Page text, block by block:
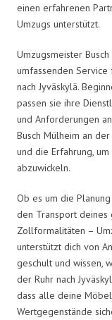
einen erfahrenen
Umzugs unterstützt.
Umzugsmeister
umfassenden
nach Jyväskylä.
passen sie ihre
und Anforderungen
Busch Mülheim an
und die Erfahrung,
abzuwickeln.
Ob es um die
den Transport
Zollformalitäten –
unterstützt dich von
geschult und wissen,
der Ruhr nach
dass alle deine
Wertgegenstände